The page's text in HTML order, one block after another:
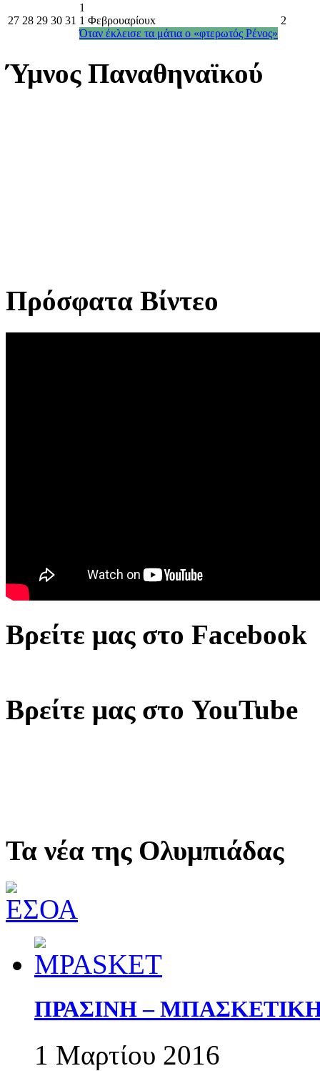
27 28 29 30 31
1
1 Φεβρουαρίουx
Όταν έκλεισε τα μάτια ο «φτερωτός Ρένος»
2
Ύμνος Παναθηναϊκού
Πρόσφατα Βίντεο
Βρείτε μας στο Facebook
Βρείτε μας στο YouTube
Τα νέα της Ολυμπιάδας
ΠΡΑΣΙΝΗ –
1 Μαρτίου 2016